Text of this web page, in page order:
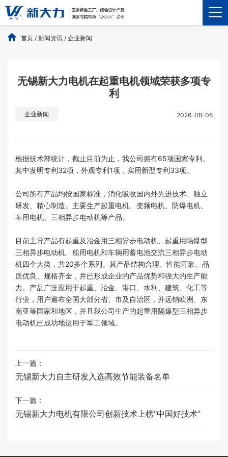
首页 / 新闻资讯 / 企业新闻
无锡新大力电机在起重电机领域荣获多项专
利
企业新闻 2026-08-08
根据技术部统计，截止目前为止，我公司拥有65项国家专利。
其中发明专利32项，外观专利1项，实用新型专利33项。
公司所有产品均按国家标准，消化吸收国内外先进技术、独立
研发、精心制造。主要生产起重电机、变频电机、防爆电机、
车用电机、三相异步电动机等产品。
目前主导产品有起重及冶金用三相异步电动机、起重用隔爆型
三相异步电动机、船用电机和车辆用蓄电池交流三相异步电动
机四个大类，共20多个系列。其产品结构合理、性能可靠、品
质优良、规格齐全，并已形成企业的产品优势和强大的生产能
力。产品广泛应用于起重、冶金、港口、水利、建筑、化工等
行业，用户遍布全国大部分省、市及自治区，并远销欧洲、东
南亚等国家和地区，并且我公司生产的起重用隔爆型三相异步
电动机已成功地运用于军工领域。
上一篇：
无锡新大力自主研发入选高效节能装备名单
下一篇：
无锡新大力电机有限公司创新技术上榜“中国好技术”